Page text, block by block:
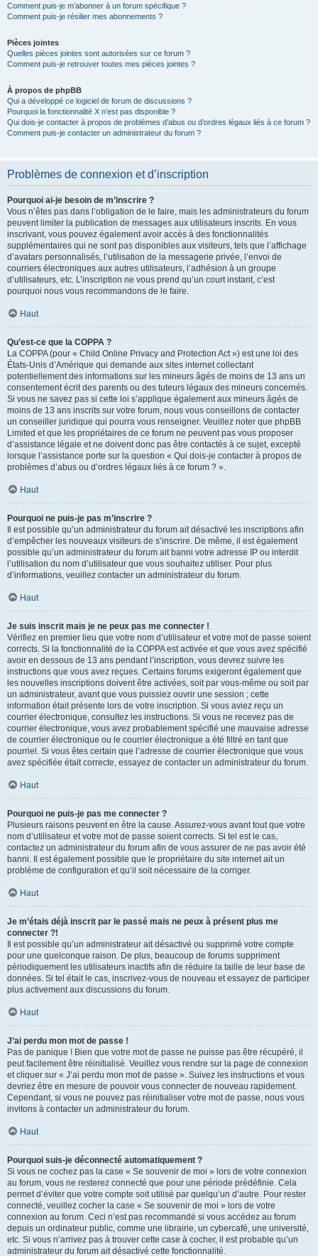
Comment puis-je m’abonner à un forum spécifique ?
Comment puis-je résilier mes abonnements ?
Pièces jointes
Quelles pièces jointes sont autorisées sur ce forum ?
Comment puis-je retrouver toutes mes pièces jointes ?
À propos de phpBB
Qui a développé ce logiciel de forum de discussions ?
Pourquoi la fonctionnalité X n’est pas disponible ?
Qui dois-je contacter à propos de problèmes d’abus ou d’ordres légaux liés à ce forum ?
Comment puis-je contacter un administrateur du forum ?
Problèmes de connexion et d’inscription
Pourquoi ai-je besoin de m’inscrire ?
Vous n’êtes pas dans l’obligation de le faire, mais les administrateurs du forum
peuvent limiter la publication de messages aux utilisateurs inscrits. En vous
inscrivant, vous pouvez également avoir accès à des fonctionnalités
supplémentaires qui ne sont pas disponibles aux visiteurs, tels que l’affichage
d’avatars personnalisés, l’utilisation de la messagerie privée, l’envoi de
courriers électroniques aux autres utilisateurs, l’adhésion à un groupe
d’utilisateurs, etc. L’inscription ne vous prend qu’un court instant, c’est
pourquoi nous vous recommandons de le faire.
Haut
Qu’est-ce que la COPPA ?
La COPPA (pour « Child Online Privacy and Protection Act ») est une loi des
États-Unis d’Amérique qui demande aux sites internet collectant
potentiellement des informations sur les mineurs âgés de moins de 13 ans un
consentement écrit des parents ou des tuteurs légaux des mineurs concernés.
Si vous ne savez pas si cette loi s’applique également aux mineurs âgés de
moins de 13 ans inscrits sur votre forum, nous vous conseillons de contacter
un conseiller juridique qui pourra vous renseigner. Veuillez noter que phpBB
Limited et que les propriétaires de ce forum ne peuvent pas vous proposer
d’assistance légale et ne doivent donc pas être contactés à ce sujet, excepté
lorsque l’assistance porte sur la question « Qui dois-je contacter à propos de
problèmes d’abus ou d’ordres légaux liés à ce forum ? ».
Haut
Pourquoi ne puis-je pas m’inscrire ?
Il est possible qu’un administrateur du forum ait désactivé les inscriptions afin
d’empêcher les nouveaux visiteurs de s’inscrire. De même, il est également
possible qu’un administrateur du forum ait banni votre adresse IP ou interdit
l’utilisation du nom d’utilisateur que vous souhaitez utiliser. Pour plus
d’informations, veuillez contacter un administrateur du forum.
Haut
Je suis inscrit mais je ne peux pas me connecter !
Vérifiez en premier lieu que votre nom d’utilisateur et votre mot de passe soient
corrects. Si la fonctionnalité de la COPPA est activée et que vous avez spécifié
avoir en dessous de 13 ans pendant l’inscription, vous devrez suivre les
instructions que vous avez reçues. Certains forums exigeront également que
les nouvelles inscriptions doivent être activées, soit par vous-même ou soit par
un administrateur, avant que vous puissiez ouvrir une session ; cette
information était présente lors de votre inscription. Si vous aviez reçu un
courrier électronique, consultez les instructions. Si vous ne recevez pas de
courrier électronique, vous avez probablement spécifié une mauvaise adresse
de courrier électronique ou le courrier électronique a été filtré en tant que
pourriel. Si vous êtes certain que l’adresse de courrier électronique que vous
avez spécifiée était correcte, essayez de contacter un administrateur du forum.
Haut
Pourquoi ne puis-je pas me connecter ?
Plusieurs raisons peuvent en être la cause. Assurez-vous avant tout que votre
nom d’utilisateur et votre mot de passe soient corrects. Si tel est le cas,
contactez un administrateur du forum afin de vous assurer de ne pas avoir été
banni. Il est également possible que le propriétaire du site internet ait un
problème de configuration et qu’il soit nécessaire de la corriger.
Haut
Je m’étais déjà inscrit par le passé mais ne peux à présent plus me
connecter ?!
Il est possible qu’un administrateur ait désactivé ou supprimé votre compte
pour une quelconque raison. De plus, beaucoup de forums suppriment
périodiquement les utilisateurs inactifs afin de réduire la taille de leur base de
données. Si tel était le cas, inscrivez-vous de nouveau et essayez de participer
plus activement aux discussions du forum.
Haut
J’ai perdu mon mot de passe !
Pas de panique ! Bien que votre mot de passe ne puisse pas être récupéré, il
peut facilement être réinitialisé. Veuillez vous rendre sur la page de connexion
et cliquer sur « J’ai perdu mon mot de passe ». Suivez les instructions et vous
devriez être en mesure de pouvoir vous connecter de nouveau rapidement.
Cependant, si vous ne pouvez pas réinitialiser votre mot de passe, nous vous
invitons à contacter un administrateur du forum.
Haut
Pourquoi suis-je déconnecté automatiquement ?
Si vous ne cochez pas la case « Se souvenir de moi » lors de votre connexion
au forum, vous ne resterez connecté que pour une période prédéfinie. Cela
permet d’éviter que votre compte soit utilisé par quelqu’un d’autre. Pour rester
connecté, veuillez cocher la case « Se souvenir de moi » lors de votre
connexion au forum. Ceci n’est pas recommandé si vous accédez au forum
depuis un ordinateur public, comme une librairie, un cybercafé, une université,
etc. Si vous n’arrivez pas à trouver cette case à cocher, il est probable qu’un
administrateur du forum ait désactivé cette fonctionnalité.